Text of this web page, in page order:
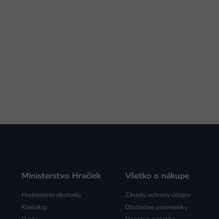
Ministerstvo Hračiek
Hodnotenie obchodu
Kontakty
Všetko o nákupe
Zásady ochrany údajov
Obchodné podmienky